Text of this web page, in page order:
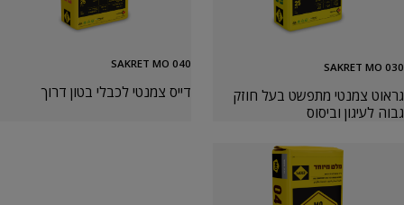
SAKRET MO 030
גראוט צמנטי מתפשט בעל חוזק
גבוה לעיגון וביסוס
SAKRET MO 040
דייס צמנטי לכבלי בטון דרוך